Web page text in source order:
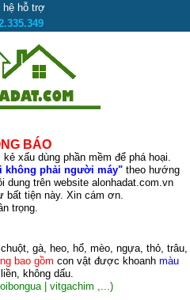
hệ hỗ trợ
BÁO
xấu dùng phần mềm để phá hoại.
không phải người máy"theo hướng
dung trên website alonhadat.com.vn
bất tiện này. Xin cám ơn.
trọng.
gà, heo, hổ, mèo, ngựa, thỏ, trâu,
bao gồm con vật được khoanh màu
không dấu.
| vitgachim ,...)